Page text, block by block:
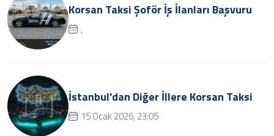
Korsan Taksi Şoför İş İlanları Başvuru
,
İstanbul'dan Diğer İllere Korsan Taksi
15 Ocak 2026, 23:05